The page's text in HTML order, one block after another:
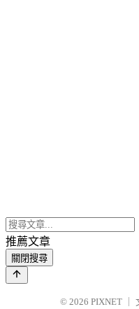
推薦文章
關閉搜尋
© 2026 PIXNET